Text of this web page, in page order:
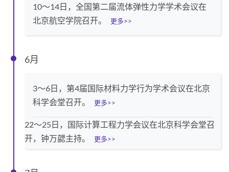
10～14日，全国第二届流体弹性力学学术会议在
北京航空学院召开。
更多>>
6月
3～6日，第4届国际材料力学行为学术会议在北京
科学会堂召开。
更多>>
22～25日，国际计算工程力学会议在北京科学会堂召
开，钟万勰主持。
更多>>